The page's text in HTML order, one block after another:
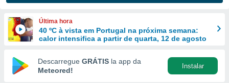
das
e
forma
digital
Última hora
40 ºC à vista em Portugal na próxima semana:
calor intensifica a partir de quarta, 12 de agosto
Descarregue GRÁTIS la app da
Meteored!
Instalar